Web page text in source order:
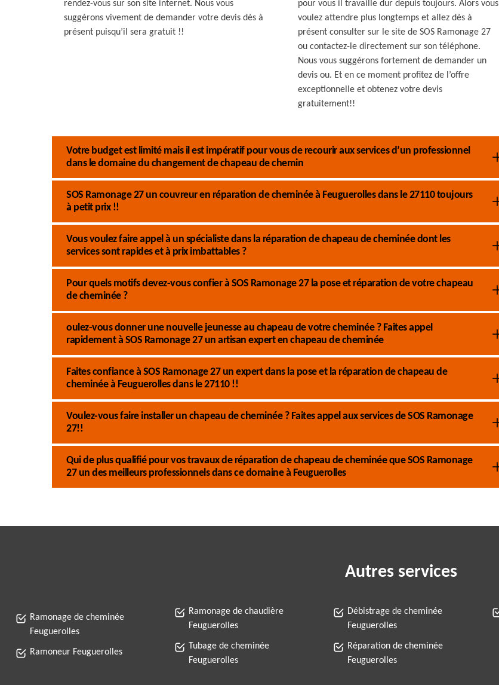
rendez-vous sur son site internet. Nous vous
suggérons vivement de demander votre devis dès à
présent puisqu’il sera gratuit !!
pour vous il travaille dur depuis toujours. Alors vous
voulez attendre plus longtemps et allez dès à
présent consulter sur le site de SOS Ramonage 27
ou contactez-le directement sur son téléphone.
Nous vous suggérons fortement de demander un
devis ou. Et en ce moment profitez de l’offre
exceptionnelle et obtenez votre devis
gratuitement!!
Votre budget est limité mais il est impératif pour vous de recourir aux services d’un professionnel
dans le domaine du changement de chapeau de chemin
SOS Ramonage 27 un couvreur en réparation de cheminée à Feuguerolles dans le 27110 toujours
à petit prix !!
Vous voulez faire appel à un spécialiste dans la réparation de chapeau de cheminée dont les
services sont rapides et à prix imbattables ?
Pour quels motifs devez-vous confier à SOS Ramonage 27 la pose et réparation de votre chapeau
de cheminée ?
oulez-vous donner une nouvelle jeunesse au chapeau de votre cheminée ? Faites appel
rapidement à SOS Ramonage 27 un artisan expert en chapeau de cheminée
Faites confiance à SOS Ramonage 27 un expert dans la pose et la réparation de chapeau de
cheminée à Feuguerolles dans le 27110 !!
Voulez-vous faire installer un chapeau de cheminée ? Faites appel aux services de SOS Ramonage
27!!
Qui de plus qualifié pour vos travaux de réparation de chapeau de cheminée que SOS Ramonage
27 un des meilleurs professionnels dans ce domaine à Feuguerolles
Autres services
Ramonage de cheminée
Feuguerolles
Ramoneur Feuguerolles
Ramonage de chaudière
Feuguerolles
Tubage de cheminée
Feuguerolles
Débistrage de cheminée
Feuguerolles
Réparation de cheminée
Feuguerolles